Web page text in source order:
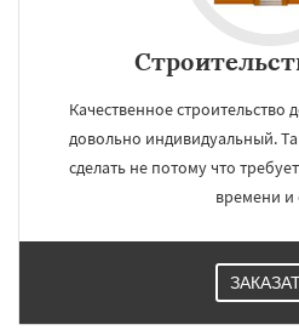
Качественное строительство
довольно индивидуальный.
сделать не потому что
времени и